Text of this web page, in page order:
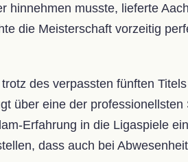
hinnehmen musste, lieferte
die Meisterschaft vorzeitig
des verpassten fünften
über eine der
Erfahrung in die Ligaspiele
dass auch bei